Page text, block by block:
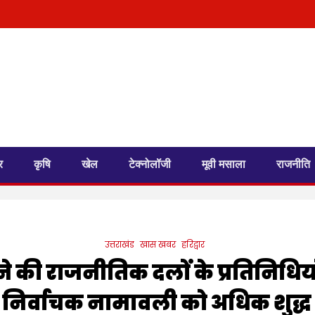
कृषि खेल टेक्नोलॉजी मूवी मसाला राजनीति
उत्तराखंड खास खबर हरिद्वार
की राजनीतिक दलों के
नामावली को अधिक शुद्ध